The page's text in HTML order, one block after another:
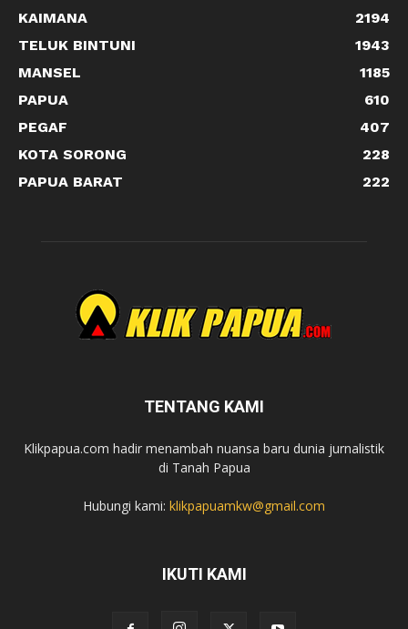
KAIMANA
2194
TELUK BINTUNI
1943
MANSEL
1185
PAPUA
610
PEGAF
407
KOTA SORONG
228
PAPUA BARAT
222
TENTANG KAMI
Klikpapua.com hadir menambah nuansa baru dunia jurnalistik
di Tanah Papua
Hubungi kami: klikpapuamkw@gmail.com
IKUTI KAMI